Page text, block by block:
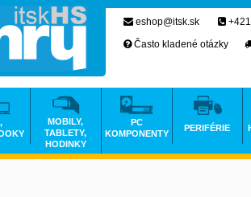
eshop@itsk.sk
Často kladené otázky
MOBILY,
TABLETY,
HODINKY
PC
KOMPONENTY
PERIFÉRIE